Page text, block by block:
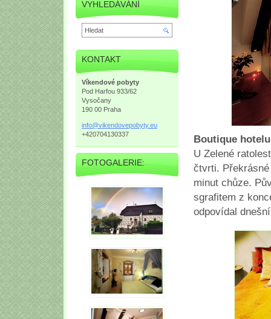
Boutique
U Zelené
čtvrti.
minut chůze.
sgrafitem z
odpovídal
VYHLEDÁVÁNÍ
KONTAKT
Víkendové pobyty
Pod Harfou 933/62
Vysočany
190 00 Praha
info@vikendovepobyty.eu
+420704130337
FOTOGALERIE: